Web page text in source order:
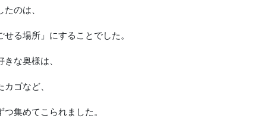
のは、
せる場所」にすることでした。
な奥様は、
ゴなど、
集めてこられました。